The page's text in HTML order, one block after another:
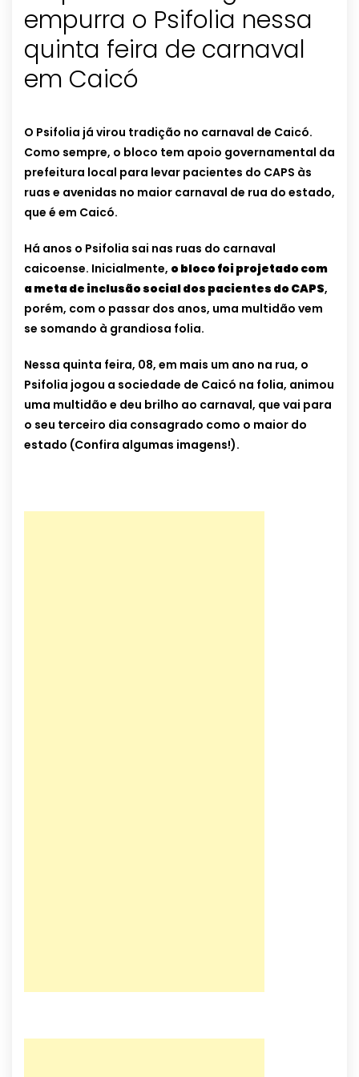
empurra o Psifolia nessa
quinta feira de carnaval
em Caicó
O Psifolia já virou tradição no carnaval de Caicó.
Como sempre, o bloco tem apoio governamental da
prefeitura local para levar pacientes do CAPS às
ruas e avenidas no maior carnaval de rua do estado,
que é em Caicó.
Há anos o Psifolia sai nas ruas do carnaval
caicoense. Inicialmente, o bloco foi projetado com
a meta de inclusão social dos pacientes do CAPS,
porém, com o passar dos anos, uma multidão vem
se somando à grandiosa folia.
Nessa quinta feira, 08, em mais um ano na rua, o
Psifolia jogou a sociedade de Caicó na folia, animou
uma multidão e deu brilho ao carnaval, que vai para
o seu terceiro dia consagrado como o maior do
estado (Confira algumas imagens!).